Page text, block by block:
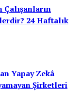
Çalışanların
24 Haftalık
Yapay Zekâ
Şirketleri